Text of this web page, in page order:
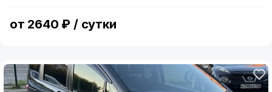
от 2640 ₽ / сутки